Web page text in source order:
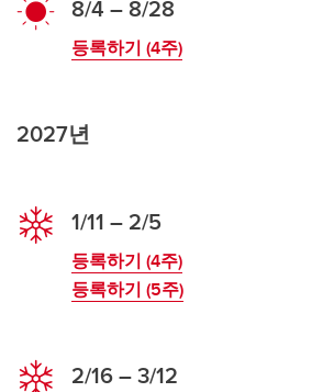
8/4 – 8/28
등록하기 (4주)
2027년
1/11 – 2/5
등록하기 (4주)
등록하기 (5주)
2/16 – 3/12